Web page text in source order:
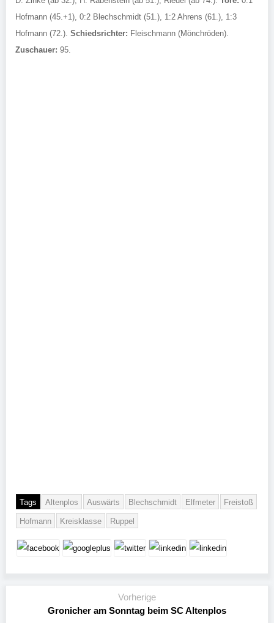
Hofmann (45.+1), 0:2 Blechschmidt (51.), 1:2 Ahrens (61.), 1:3
Hofmann (72.). Schiedsrichter: Fleischmann (Mönchröden).
Zuschauer: 95.
Tags Altenplos Auswärts Blechschmidt Elfmeter Freistoß
Hofmann Kreisklasse Ruppel
Vorherige
Gronicher am Sonntag beim SC Altenplos